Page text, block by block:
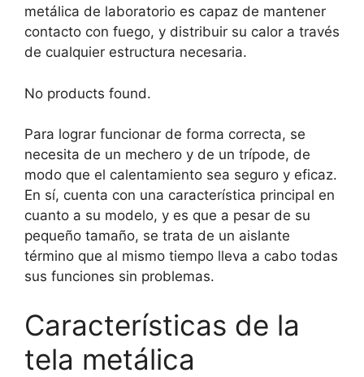
metálica de laboratorio es capaz de mantener
contacto con fuego, y distribuir su calor a través
de cualquier estructura necesaria.
No products found.
Para lograr funcionar de forma correcta, se
necesita de un mechero y de un trípode, de
modo que el calentamiento sea seguro y eficaz.
En sí, cuenta con una característica principal en
cuanto a su modelo, y es que a pesar de su
pequeño tamaño, se trata de un aislante
término que al mismo tiempo lleva a cabo todas
sus funciones sin problemas.
Características de la
tela metálica